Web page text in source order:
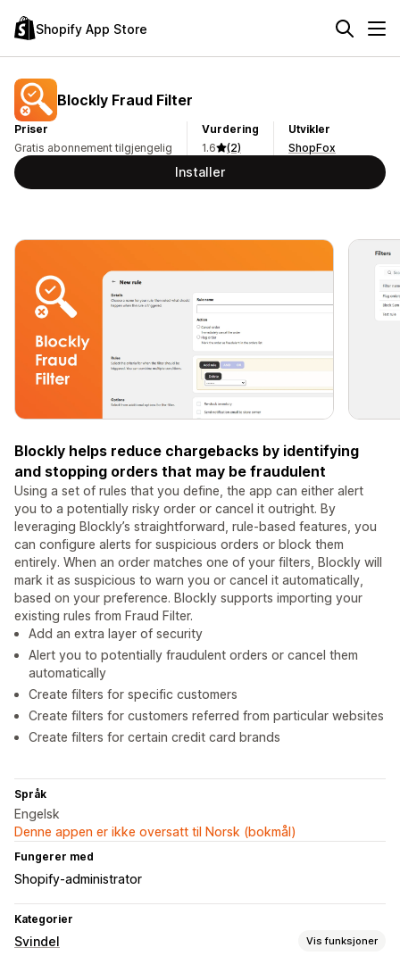
Shopify App Store
Blockly Fraud Filter
Priser
Gratis abonnement tilgjengelig
Vurdering
1.6
(2)
Utvikler
ShopFox
Installer
Blockly helps reduce chargebacks by identifying
and stopping orders that may be fraudulent
Using a set of rules that you define, the app can either alert
you to a potentially risky order or cancel it outright. By
leveraging Blockly’s straightforward, rule-based features, you
can configure alerts for suspicious orders or block them
entirely. When an order matches one of your filters, Blockly will
mark it as suspicious to warn you or cancel it automatically,
based on your preference. Blockly supports importing your
existing rules from Fraud Filter.
Add an extra layer of security
Alert you to potentially fraudulent orders or cancel them
automatically
Create filters for specific customers
Create filters for customers referred from particular websites
Create filters for certain credit card brands
Språk
Engelsk
Denne appen er ikke oversatt til Norsk (bokmål)
Fungerer med
Shopify-administrator
Kategorier
Svindel Vis funksjoner